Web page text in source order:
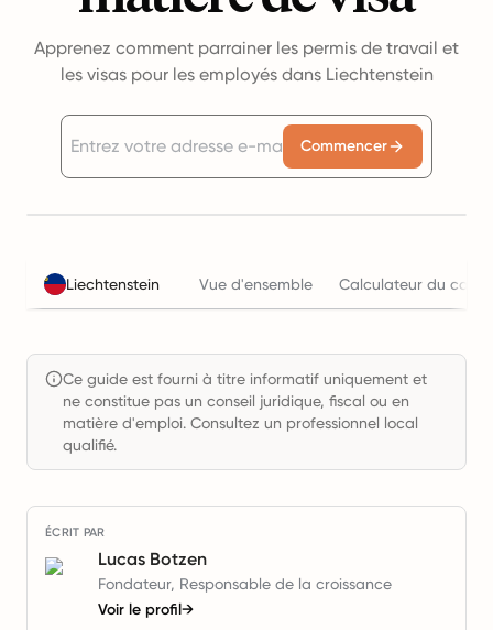
Apprenez comment parrainer les permis de travail et
les visas pour les employés dans Liechtenstein
Commencer
Liechtenstein Vue d'ensemble Calculateur du coût
Ce guide est fourni à titre informatif uniquement et
ne constitue pas un conseil juridique, fiscal ou en
matière d'emploi. Consultez un professionnel local
qualifié.
ÉCRIT PAR
Lucas Botzen
Fondateur, Responsable de la croissance
Voir le profil→